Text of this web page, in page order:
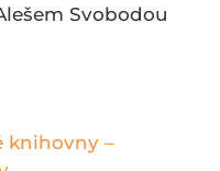
Svobodou
knihovny –